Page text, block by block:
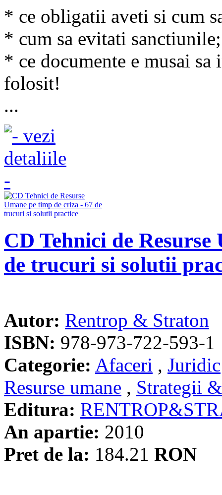
* ce obligatii aveti si cum
* cum sa evitati sanctiunile;
* ce documente e musai
folosit!
...
CD Tehnici de
de trucuri si solutii
Autor: Rentrop & Straton
ISBN: 978-973-722-593-1
Categorie: Afaceri , Juridic
Resurse umane , Strategii
Editura:
An apartie: 2010
Pret de la: 184.21 RON